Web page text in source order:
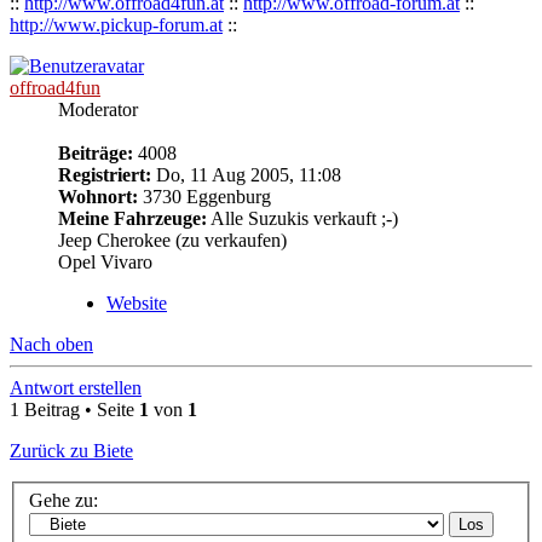
http://www.pickup-forum.at ::
offroad4fun
Moderator
Beiträge: 4008
Registriert: Do, 11 Aug 2005, 11:08
Wohnort: 3730 Eggenburg
Meine Fahrzeuge: Alle Suzukis verkauft ;-)
Jeep Cherokee (zu verkaufen)
Opel Vivaro
Website
Nach oben
Antwort erstellen
1 Beitrag • Seite 1 von 1
Zurück zu Biete
Gehe zu: